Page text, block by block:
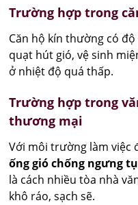
Trường hợp trong
Căn hộ kín thường có
quạt hút gió, vệ sinh
ở nhiệt độ quá thấp.
Trường hợp trong
thương mại
Với môi trường làm việc
ống gió chống ngưng tụ
là cách nhiều tòa nhà
khô ráo, sạch sẽ.